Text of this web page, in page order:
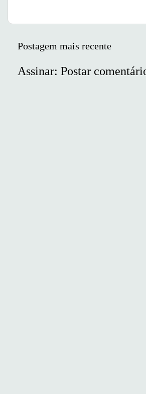
Postagem mais recente
Assinar: Postar